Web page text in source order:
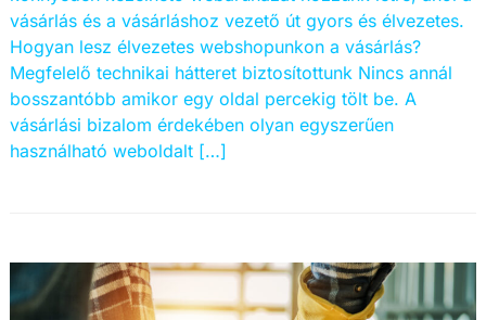
vásárlás és a vásárláshoz vezető út gyors és élvezetes.
Hogyan lesz élvezetes webshopunkon a vásárlás?
Megfelelő technikai hátteret biztosítottunk Nincs annál
bosszantóbb amikor egy oldal percekig tölt be. A
vásárlási bizalom érdekében olyan egyszerűen
használható weboldalt […]